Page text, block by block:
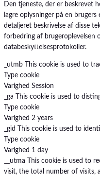
Den tjeneste, der er beskrevet
lagre oplysninger på en
detaljeret beskrivelse af disse
forbedring af brugeroplevelsen
databeskyttelsesprotokoller.
_utmb
This cookie is used to
Type cookie
Varighed Session
_ga
This cookie is used to
Type cookie
Varighed 2 years
_gid
This cookie is used to
Type cookie
Varighed 1 day
__utma
This cookie is used to
visit, the total number of visits,